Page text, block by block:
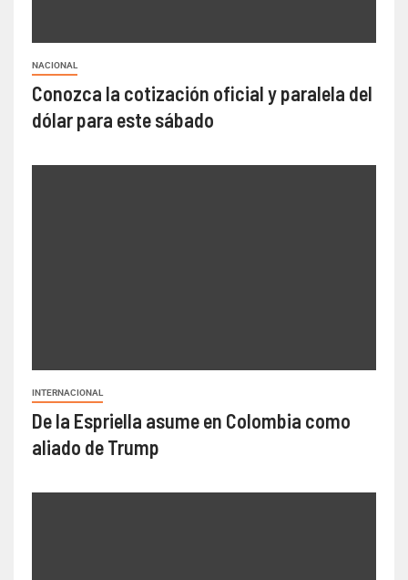
NACIONAL
Conozca la cotización oficial y paralela del
dólar para este sábado
INTERNACIONAL
De la Espriella asume en Colombia como
aliado de Trump